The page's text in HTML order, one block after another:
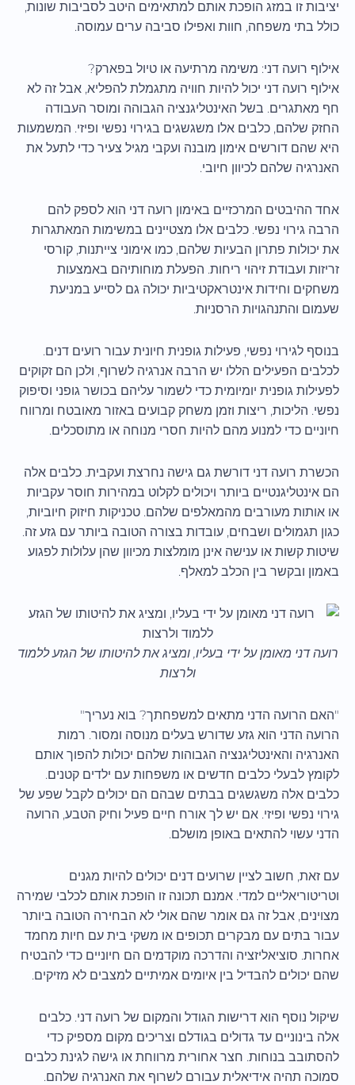
יציבות זו במזג הופכת אותם למתאימים היטב לסביבות שונות,
כולל בתי משפחה, חוות ואפילו סביבה ערים עמוסה.
אילוף רועה דני: משימה מרתיעה או טיול בפארק?
אילוף רועה דני יכול להיות חוויה מתגמלת להפליא, אבל זה לא
חף מאתגרים. בשל האינטליגנציה הגבוהה ומוסר העבודה
החזק שלהם, כלבים אלו משגשגים בגירוי נפשי ופיזי. המשמעות
היא שהם דורשים אימון מובנה ועקבי מגיל צעיר כדי לתעל את
האנרגיה שלהם לכיוון חיובי.
אחד ההיבטים המרכזיים באימון רועה דני הוא לספק להם
הרבה גירוי נפשי. כלבים אלו מצטיינים במשימות המאתגרות
את יכולות פתרון הבעיות שלהם, כמו אימוני צייתנות, קורסי
זריזות ועבודת זיהוי ריחות. הפעלת מוחותיהם באמצעות
משחקים וחידות אינטראקטיביות יכולה גם לסייע במניעת
שעמום והתנהגויות הרסניות.
בנוסף לגירוי נפשי, פעילות גופנית חיונית עבור רועים דנים.
לכלבים הפעילים הללו יש הרבה אנרגיה לשרוף, ולכן הם זקוקים
לפעילות גופנית יומיומית כדי לשמור עליהם בכושר גופני וסיפוק
נפשי. הליכות, ריצות וזמן משחק קבועים באזור מאובטח ומרווח
חיוניים כדי למנוע מהם להיות חסרי מנוחה או מתוסכלים.
הכשרת רועה דני דורשת גם גישה נחרצת ועקבית. כלבים אלה
הם אינטליגנטיים ביותר ויכולים לקלוט במהירות חוסר עקביות
או אותות מעורבים מהמאלפים שלהם. טכניקות חיזוק חיוביות,
כגון תגמולים ושבחים, עובדות בצורה הטובה ביותר עם גזע זה.
שיטות קשות או ענישה אינן מומלצות מכיוון שהן עלולות לפגוע
באמון ובקשר בין הכלב למאלף.
רועה דני מאומן על ידי בעליו, ומציג את להיטותו של הגזע ללמוד
ולרצות
"האם הרועה הדני מתאים למשפחתך? בוא נעריך"
הרועה הדני הוא גזע שדורש בעלים מנוסה ומסור. רמות
האנרגיה והאינטליגנציה הגבוהות שלהם יכולות להפוך אותם
לקומץ לבעלי כלבים חדשים או משפחות עם ילדים קטנים.
כלבים אלה משגשגים בבתים שבהם הם יכולים לקבל שפע של
גירוי נפשי ופיזי. אם יש לך אורח חיים פעיל וחיק הטבע, הרועה
הדני עשוי להתאים באופן מושלם.
עם זאת, חשוב לציין שרועים דנים יכולים להיות מגנים
וטריטוריאליים למדי. אמנם תכונה זו הופכת אותם לכלבי שמירה
מצוינים, אבל זה גם אומר שהם אולי לא הבחירה הטובה ביותר
עבור בתים עם מבקרים תכופים או משקי בית עם חיות מחמד
אחרות. סוציאליזציה והדרכה מוקדמים הם חיוניים כדי להבטיח
שהם יכולים להבדיל בין איומים אמיתיים למצבים לא מזיקים.
שיקול נוסף הוא דרישות הגודל והמקום של רועה דני. כלבים
אלה בינוניים עד גדולים בגודלם וצריכים מקום מספיק כדי
להסתובב בנוחות. חצר אחורית מרווחת או גישה לגינת כלבים
סמוכה תהיה אידיאלית עבורם לשרוף את האנרגיה שלהם.